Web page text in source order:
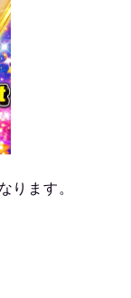
ります。